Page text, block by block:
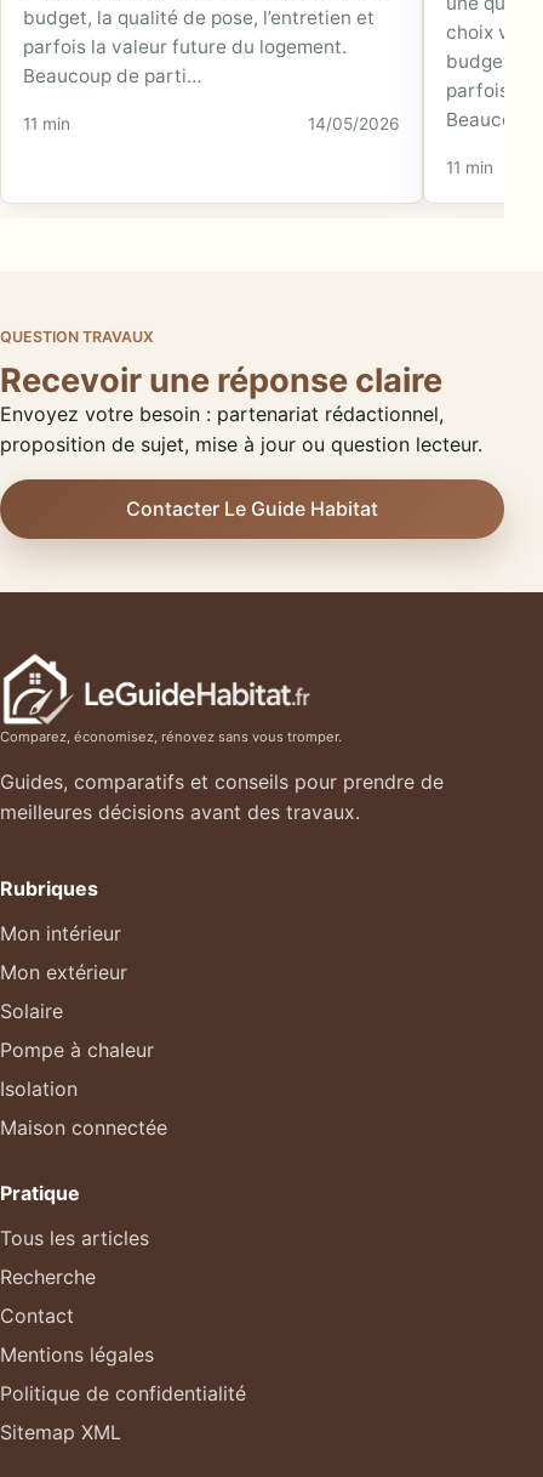
budget, la qualité de pose, l’entretien et
parfois la valeur future du logement.
Beaucoup de parti…
11 min 14/05/2026
choix
budget, la
parfois la
11 min
QUESTION TRAVAUX
Recevoir une réponse claire
Envoyez votre besoin : partenariat rédactionnel,
proposition de sujet, mise à jour ou question lecteur.
Contacter Le Guide Habitat
Comparez, économisez, rénovez sans vous tromper.
Guides, comparatifs et conseils pour prendre de
meilleures décisions avant des travaux.
Rubriques
Mon intérieur
Mon extérieur
Solaire
Pompe à chaleur
Isolation
Maison connectée
Pratique
Tous les articles
Recherche
Contact
Mentions légales
Politique de confidentialité
Sitemap XML